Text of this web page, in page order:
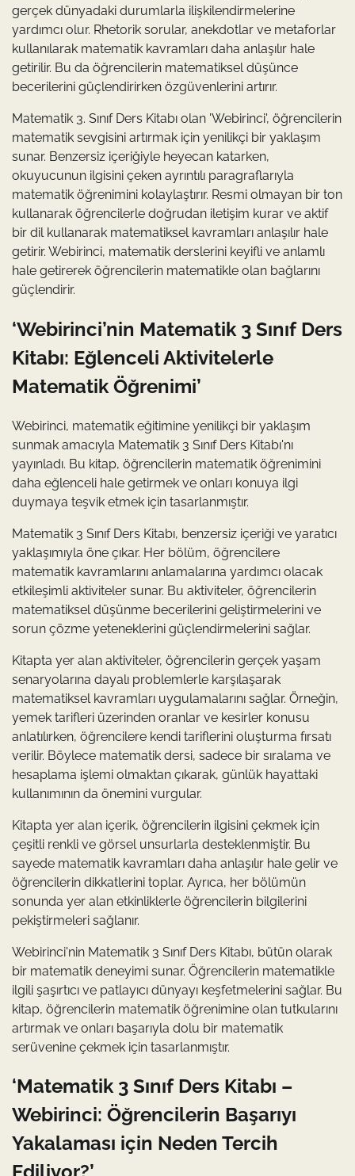
gerçek dünyadaki durumlarla ilişkilendirmelerine
yardımcı olur. Rhetorik sorular, anekdotlar ve metaforlar
kullanılarak matematik kavramları daha anlaşılır hale
getirilir. Bu da öğrencilerin matematiksel düşünce
becerilerini güçlendirirken özgüvenlerini artırır.
Matematik 3. Sınıf Ders Kitabı olan 'Webirinci', öğrencilerin
matematik sevgisini artırmak için yenilikçi bir yaklaşım
sunar. Benzersiz içeriğiyle heyecan katarken,
okuyucunun ilgisini çeken ayrıntılı paragraflarıyla
matematik öğrenimini kolaylaştırır. Resmi olmayan bir ton
kullanarak öğrencilerle doğrudan iletişim kurar ve aktif
bir dil kullanarak matematiksel kavramları anlaşılır hale
getirir. Webirinci, matematik derslerini keyifli ve anlamlı
hale getirerek öğrencilerin matematikle olan bağlarını
güçlendirir.
‘Webirinci’nin Matematik 3 Sınıf Ders
Kitabı: Eğlenceli Aktivitelerle
Matematik Öğrenimi’
Webirinci, matematik eğitimine yenilikçi bir yaklaşım
sunmak amacıyla Matematik 3 Sınıf Ders Kitabı'nı
yayınladı. Bu kitap, öğrencilerin matematik öğrenimini
daha eğlenceli hale getirmek ve onları konuya ilgi
duymaya teşvik etmek için tasarlanmıştır.
Matematik 3 Sınıf Ders Kitabı, benzersiz içeriği ve yaratıcı
yaklaşımıyla öne çıkar. Her bölüm, öğrencilere
matematik kavramlarını anlamalarına yardımcı olacak
etkileşimli aktiviteler sunar. Bu aktiviteler, öğrencilerin
matematiksel düşünme becerilerini geliştirmelerini ve
sorun çözme yeteneklerini güçlendirmelerini sağlar.
Kitapta yer alan aktiviteler, öğrencilerin gerçek yaşam
senaryolarına dayalı problemlerle karşılaşarak
matematiksel kavramları uygulamalarını sağlar. Örneğin,
yemek tarifleri üzerinden oranlar ve kesirler konusu
anlatılırken, öğrencilere kendi tariflerini oluşturma fırsatı
verilir. Böylece matematik dersi, sadece bir sıralama ve
hesaplama işlemi olmaktan çıkarak, günlük hayattaki
kullanımının da önemini vurgular.
Kitapta yer alan içerik, öğrencilerin ilgisini çekmek için
çeşitli renkli ve görsel unsurlarla desteklenmiştir. Bu
sayede matematik kavramları daha anlaşılır hale gelir ve
öğrencilerin dikkatlerini toplar. Ayrıca, her bölümün
sonunda yer alan etkinliklerle öğrencilerin bilgilerini
pekiştirmeleri sağlanır.
Webirinci'nin Matematik 3 Sınıf Ders Kitabı, bütün olarak
bir matematik deneyimi sunar. Öğrencilerin matematikle
ilgili şaşırtıcı ve patlayıcı dünyayı keşfetmelerini sağlar. Bu
kitap, öğrencilerin matematik öğrenimine olan tutkularını
artırmak ve onları başarıyla dolu bir matematik
serüvenine çekmek için tasarlanmıştır.
‘Matematik 3 Sınıf Ders Kitabı –
Webirinci: Öğrencilerin Başarıyı
Yakalaması için Neden Tercih